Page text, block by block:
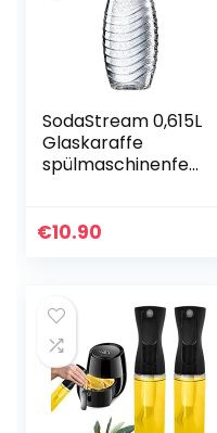
SodaStream 0,615L
Glaskaraffe
spülmaschinenfest
Deckel für
€10.90